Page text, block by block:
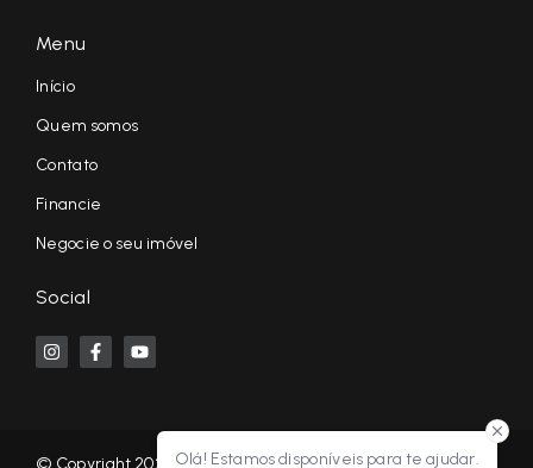
Olá! Estamos disponíveis para te ajudar.
Menu
Início
Quem somos
Contato
Financie
Negocie o seu imóvel
Social
© Copyright 2026 - KF NEGÓCIOS IMOBILIÁRIOS RP - Todos